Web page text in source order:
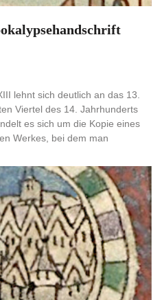
lehnt sich deutlich an das 13.
Viertel des 14. Jahrhunderts
es sich um die Kopie eines
Werkes, bei dem man